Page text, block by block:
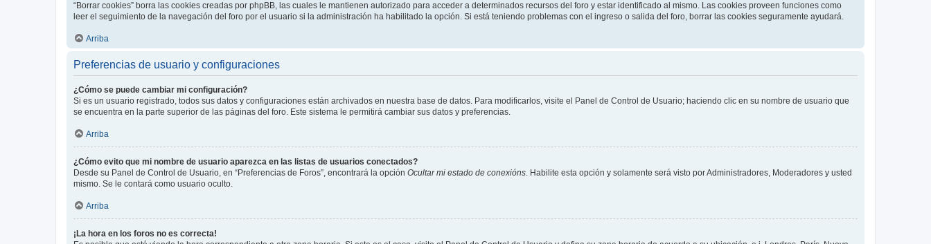
“Borrar cookies” borra las cookies creadas por phpBB, las cuales le mantienen autorizado para acceder a determinados recursos del foro y estar identificado al mismo. Las cookies proveen funciones como
leer el seguimiento de la navegación del foro por el usuario si la administración ha habilitado la opción. Si está teniendo problemas con el ingreso o salida del foro, borrar las cookies seguramente ayudará.
Arriba
Preferencias de usuario y configuraciones
¿Cómo se puede cambiar mi configuración?
Si es un usuario registrado, todos sus datos y configuraciones están archivados en nuestra base de datos. Para modificarlos, visite el Panel de Control de Usuario; haciendo clic en su nombre de usuario que
se encuentra en la parte superior de las páginas del foro. Este sistema le permitirá cambiar sus datos y preferencias.
Arriba
¿Cómo evito que mi nombre de usuario aparezca en las listas de usuarios conectados?
Desde su Panel de Control de Usuario, en “Preferencias de Foros”, encontrará la opción Ocultar mi estado de conexións. Habilite esta opción y solamente será visto por Administradores, Moderadores y usted
mismo. Se le contará como usuario oculto.
Arriba
¡La hora en los foros no es correcta!